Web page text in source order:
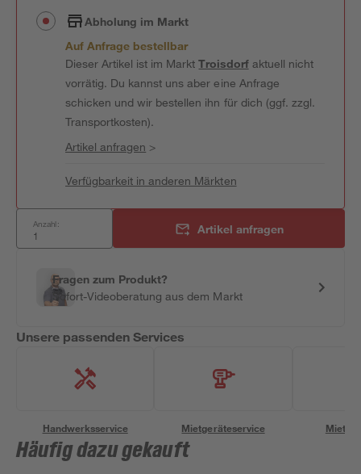
Abholung im Markt
Auf Anfrage bestellbar
Dieser Artikel ist im MarktTroisdorfaktuell nicht
vorrätig. Du kannst uns aber eine Anfrage
schicken und wir bestellen ihn für dich (ggf. zzgl.
Transportkosten).
Artikel anfragen >
Verfügbarkeit in anderen Märkten
Anzahl: Artikel anfragen
Fragen zum Produkt?
Sofort-Videoberatung aus dem Markt
Unsere passenden Services
Handwerksservice Mietgeräteservice
Häufig dazu gekauft